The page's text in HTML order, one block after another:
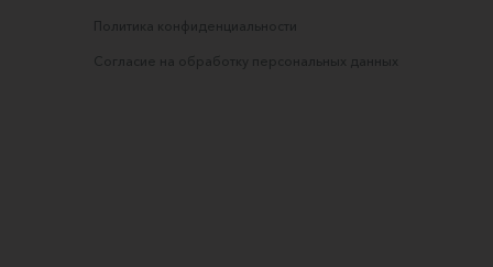
Политика конфиденциальности
Согласие на обработку персональных данных